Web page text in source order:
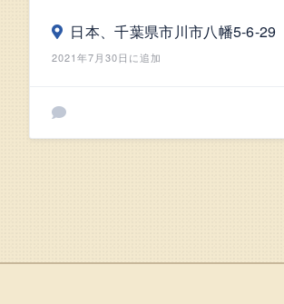
日本、千葉県市川市八幡5-6-29
2021年7月30日に追加